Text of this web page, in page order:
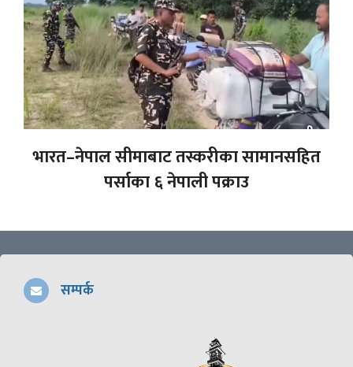
भारत–नेपाल सीमाबाट तस्करीका सामानसहित
पर्साका ६ नेपाली पक्राउ
सम्पर्क